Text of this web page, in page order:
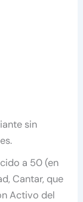
sin
a 50 (en
Cantar, que
Activo del